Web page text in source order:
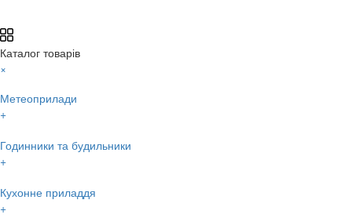
Каталог товарів
×
Метеоприлади
+
Годинники та будильники
+
Кухонне приладдя
+